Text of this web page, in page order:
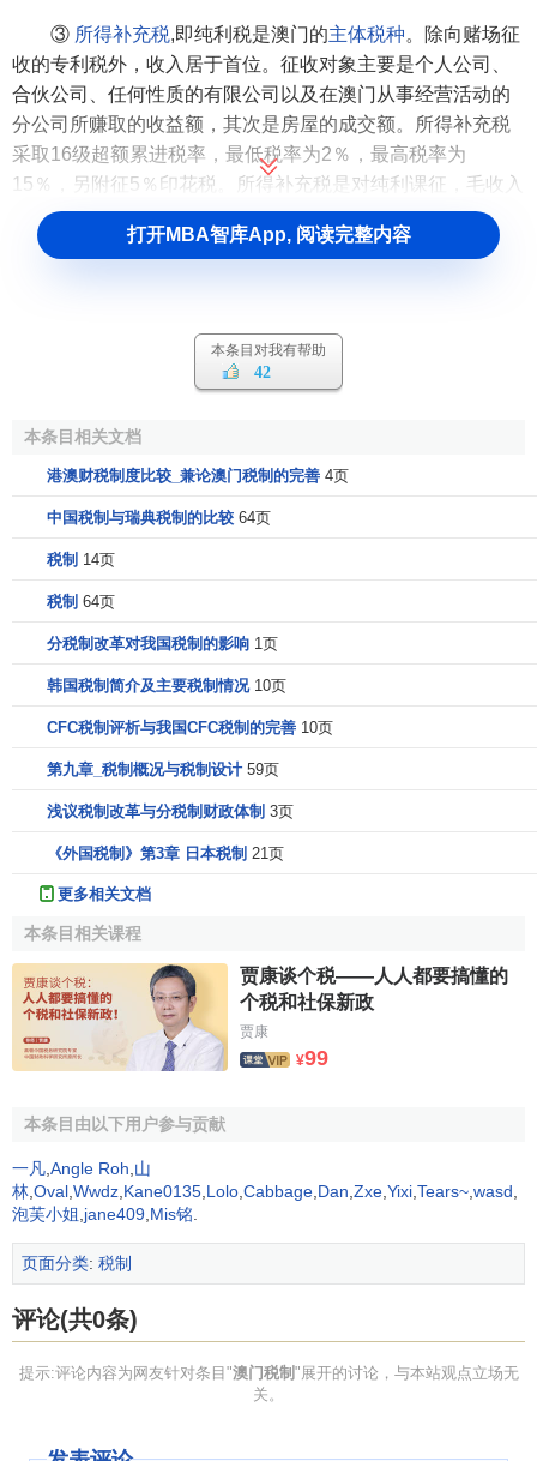
③ 所得补充税,即纯利税是澳门的主体税种。除向赌场征
收的专利税外，收入居于首位。征收对象主要是个人公司、
合伙公司、任何性质的有限公司以及在澳门从事经营活动的
分公司所赚取的收益额，其次是房屋的成交额。所得补充税
采取16级超额累进税率，最低税率为2％，最高税率为
15％，另附征5％印花税。所得补充税是对纯利课征，毛收入
允许扣除税法规定准予列支的成本费用。对工业楼宇和工场
设施还允许在购置年度提取按价值额20％的首期折旧。对个
。征收范围广泛，采取定额或定率征收除营业
业买卖，如价格低于100澳元,豁免印花税,高于100澳元而低
于250澳元者,贴0.5澳元定额印花,250澳元以上者征2‰印花
⑤房屋税
评估收益计税。为鼓励房屋更新，新楼宇的税率为10％，未
扩建或改建的旧楼宇，税率为16％。
⑥物业转移税，俗称“司沙”。凡房屋或土地发生交易时,
课征物业转移税。在房屋税免税期交易的,税率为4％，免税
府评估的市价，以两者较高的价值计税。由买方缴纳。另附
征5％的印花税。
⑦遗产税 。依照遗产总额以及继承人与被继承人之间的
亲疏不同而订有高低不同的
质。
此外，澳门资源缺乏，出口货物需办理“出口准许照”在澳
门制造而出口到有配额限制的国家的货品,按货品
取1％的手续费（惯称出口税）,其他货品免税出口。进口货
物不加限制，同时不征
关税。只对烟、酒、汽车等少数货品
作为澳府财政收入
常悠久，明清政府在澳门行使税务管辖权有300余年，从
1574年(清康熙二十四年)已在澳门开始设立海关、税馆，对
关之一。1845年11月，葡国国王单方面宣布澳门为
民征税，从此葡人直接在澳行使
可分为两大阶段：前阶段125年，澳门税收基本听命于葡萄牙
打开MBA智库App, 阅读完整内容
本条目对我有帮助
42
本条目相关文档
港澳财税制度比较_兼论澳门税制的完善 4页
中国税制与瑞典税制的比较 64页
税制 14页
税制 64页
分税制改革对我国税制的影响 1页
韩国税制简介及主要税制情况 10页
CFC税制评析与我国CFC税制的完善 10页
第九章_税制概况与税制设计 59页
浅议税制改革与分税制财政体制 3页
《外国税制》第3章 日本税制 21页
更多相关文档
本条目相关课程
贾康谈个税——人人都要搞懂的
个税和社保新政
贾康
¥99
本条目由以下用户参与贡献
一凡 Angle Roh 山
林 Oval Wwdz Kane0135 Lolo Cabbage Dan Zxe Yixi Tears~ wasd
泡芙小姐 jane409 Mis铭
页面分类: 税制
评论(共0条)
提示:评论内容为网友针对条目"澳门税制 "展开的讨论，与本站观点立场无
关。